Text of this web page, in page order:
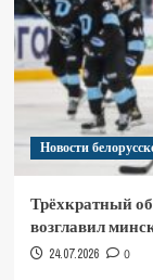
Новости
Трёхкратный
возглавил
24.07.2026 0